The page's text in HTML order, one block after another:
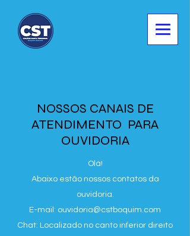
NOSSOS CANAIS DE
ATENDIMENTO PARA
OUVIDORIA
Olá!
Abaixo estão nossos contatos da
ouvidoria.
E-mail: ouvidoria@cstboquim.com
Chat: Localizado no canto inferior direito